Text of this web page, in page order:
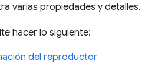
varias propiedades y detalles.
hacer lo siguiente:
del reproductor